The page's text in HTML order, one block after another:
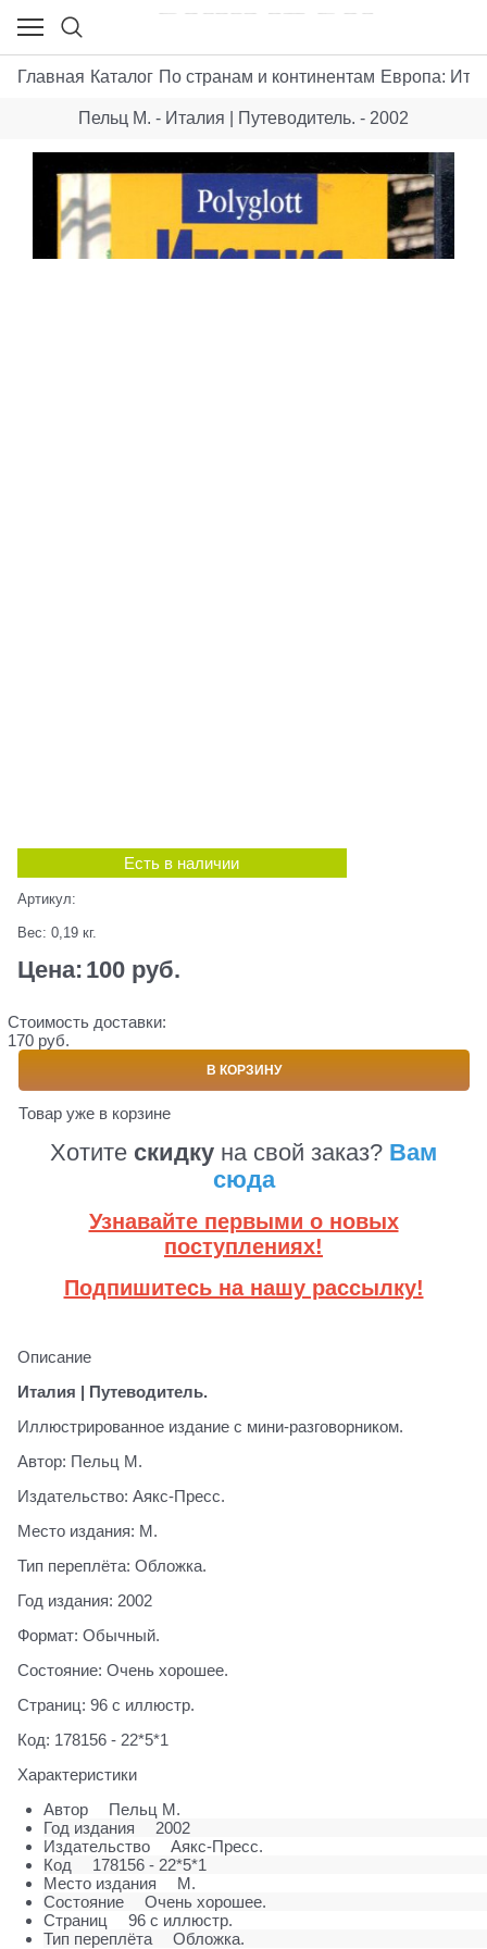
Главная Каталог По странам и континентам Европа:
Пельц М. - Италия | Путеводитель. - 2002
Есть в наличии
Артикул:
Вес: 0,19 кг.
Цена: 100 руб.
Стоимость доставки:
170 руб.
В КОРЗИНУ
Товар уже в корзине
Хотите скидку на свой заказ? Вам
сюда
Узнавайте первыми о новых
поступлениях!
Подпишитесь на нашу рассылку!
Описание
Италия | Путеводитель.
Иллюстрированное издание с мини-разговорником.
Автор: Пельц М.
Издательство: Аякс-Пресс.
Место издания: М.
Тип переплёта: Обложка.
Год издания: 2002
Формат: Обычный.
Состояние: Очень хорошее.
Страниц: 96 с иллюстр.
Код: 178156 - 22*5*1
Характеристики
Автор
Пельц М.
Год издания
2002
Издательство
Аякс-Пресс.
Код
178156 - 22*5*1
Место издания
М.
Состояние
Очень хорошее.
Страниц
96 с иллюстр.
Тип переплёта
Обложка.